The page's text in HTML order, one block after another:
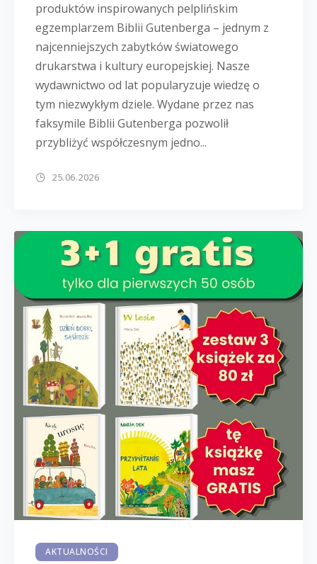
produktów inspirowanych pelplińskim
egzemplarzem Biblii Gutenberga – jednym z
najcenniejszych zabytków światowego
drukarstwa i kultury europejskiej. Nasze
wydawnictwo od lat popularyzuje wiedzę o
tym niezwykłym dziele. Wydane przez nas
faksymile Biblii Gutenberga pozwolił
przybliżyć współczesnym jedno...
25.06.2026
AKTUALNOŚCI